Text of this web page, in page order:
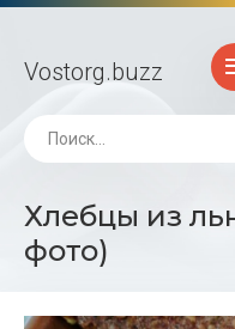
Vostorg.buzz
Хлебцы из
фото)